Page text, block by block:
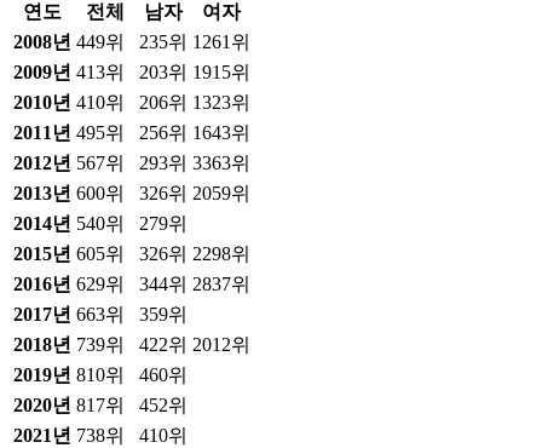
연도 전체 남자
여자
2008년 449위 235위 1261위
2009년 413위 203위 1915위
2010년 410위 206위 1323위
2011 년 495위 256위 1643위
2012년 567위 293위 3363위
2013년 600위 326위 2059위
2014년 540위
279위
2015년 605위 326위 2298위
2016년 629위 344위 2837위
2017년 663위
359위
2018년 739위 422위 2012위
2019년 810위
460위
2020년 817위
452위
2021 년 738위
410위